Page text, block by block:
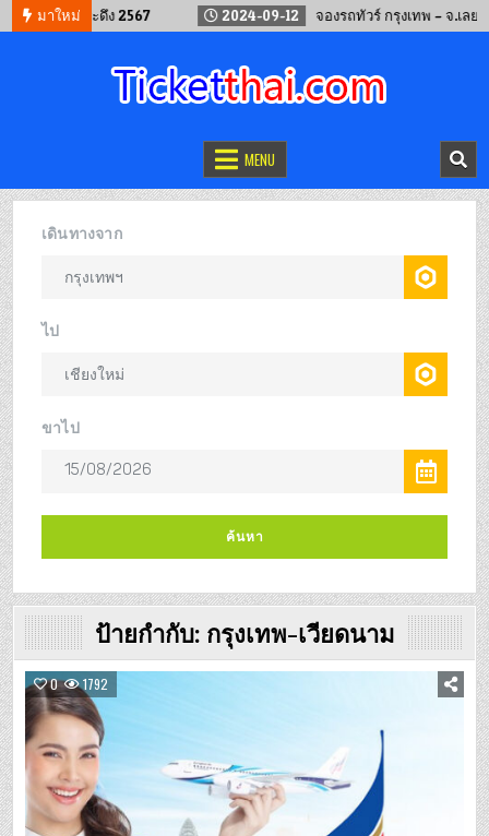
มาใหม่
ที่ยวภูกระดึง 2567 2024-09-12 จองรถทัวร์ กรุงเทพ – จ.เลย ออนไ
MENU
ป้ายกำกับ: กรุงเทพ-เวียดนาม
0 1792